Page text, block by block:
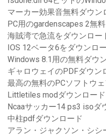
マーカー効果音無料ダウン
PC用のgardenscapes 2無
海賊湾で急流をダウンロー
IOS 12ベータ6をダウンロ
Windows 8.1用の無料ダウ
ギャロウェイのPDFダウン
最高の無料のPCソフトウ
Littletiles modダウンロー
Ncaaサッカー14 ps3 isoダ
中柱pdfダウンロード
アラン・ジャクソン・シシ